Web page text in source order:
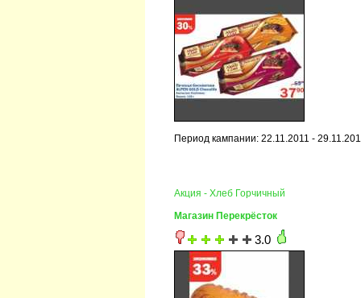
Период кампании: 22.11.2011 -
Акция - Хлеб Горчичный
Магазин Перекрёсток
3.0